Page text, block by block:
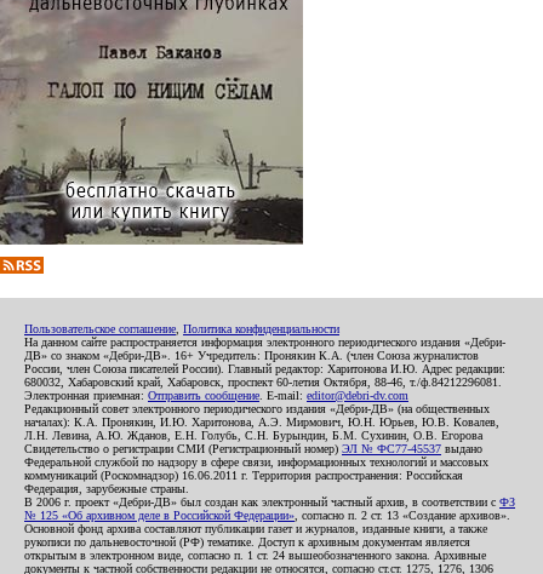
Пользовательское соглашение Политика конфиденциальности
На данном сайте распространяется информация электронного периодического издания «Дебри-
ДВ» со знаком «Дебри-ДВ». 16+ Учредитель: Пронякин К.А. (член Союза журналистов
России, член Союза писателей России). Главный редактор: Харитонова И.Ю. Адрес редакции:
680032, Хабаровский край, Хабаровск, проспект 60-летия Октября, 88-46, т./ф.84212296081.
Электронная приемная: Отправить сообщение . E-mail: editor@debri-dv.com
Редакционный совет электронного периодического издания «Дебри-ДВ» (на общественных
началах): К.А. Пронякин, И.Ю. Харитонова, А.Э. Мирмович, Ю.Н. Юрьев, Ю.В. Ковалев,
Л.Н. Левина, А.Ю. Жданов, Е.Н. Голубь, С.Н. Бурындин, Б.М. Сухинин, О.В. Егорова
Свидетельство о регистрации СМИ (Регистрационный номер) ЭЛ № ФС77-45537 выдано
Федеральной службой по надзору в сфере связи, информационных технологий и массовых
коммуникаций (Роскомнадзор) 16.06.2011 г. Территория распространения: Российская
Федерация, зарубежные страны.
В 2006 г. проект «Дебри-ДВ» был создан как электронный частный архив, в соответствии с ФЗ
№ 125 «Об архивном деле в Российской Федерации» , согласно п. 2 ст. 13 «Создание архивов».
Основной фонд архива составляют публикации газет и журналов, изданные книги, а также
рукописи по дальневосточной (РФ) тематике. Доступ к архивным документам является
открытым в электронном виде, согласно п. 1 ст. 24 вышеобозначенного закона. Архивные
документы к частной собственности редакции не относятся, согласно ст.ст. 1275, 1276, 1306